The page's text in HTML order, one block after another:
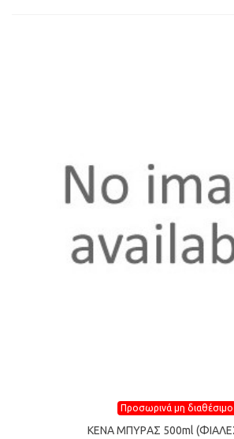
Προσωρινά μη διαθέσιμο
ΚΕΝΑ ΜΠΥΡAΣ 500ml